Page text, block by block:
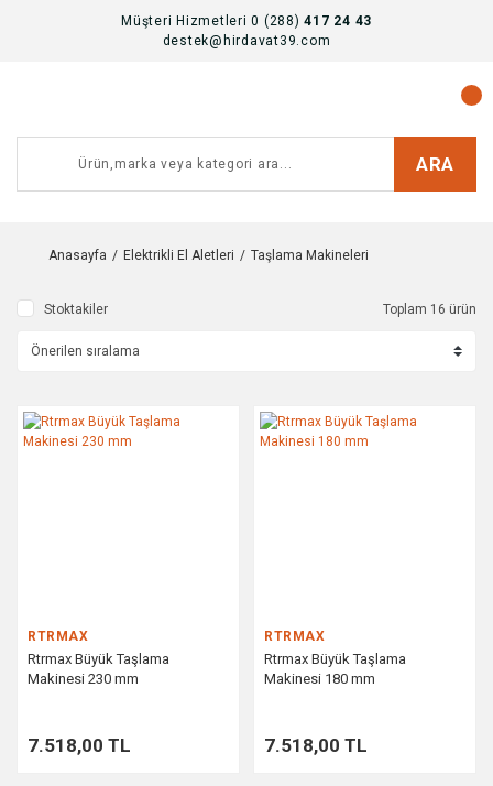
Müşteri Hizmetleri 0 (288)417 24 43
destek@hirdavat39.com
ARA
Anasayfa Elektrikli El Aletleri Taşlama Makineleri
Stoktakiler Toplam 16 ürün
RTRMAX
Rtrmax Büyük Taşlama
Makinesi 230 mm
7.518,00 TL
RTRMAX
Rtrmax Büyük Taşlama
Makinesi 180 mm
7.518,00 TL